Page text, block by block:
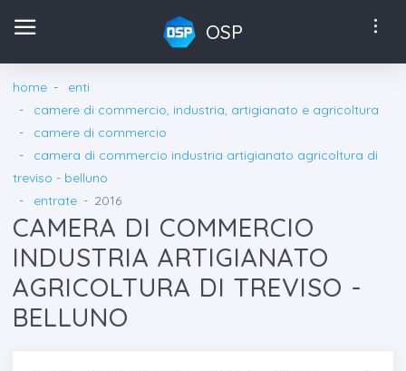
OSP
home
enti
camere di commercio, industria, artigianato e agricoltura
camere di commercio
camera di commercio industria artigianato agricoltura di
treviso - belluno
entrate
2016
CAMERA DI COMMERCIO
INDUSTRIA ARTIGIANATO
AGRICOLTURA DI TREVISO -
BELLUNO